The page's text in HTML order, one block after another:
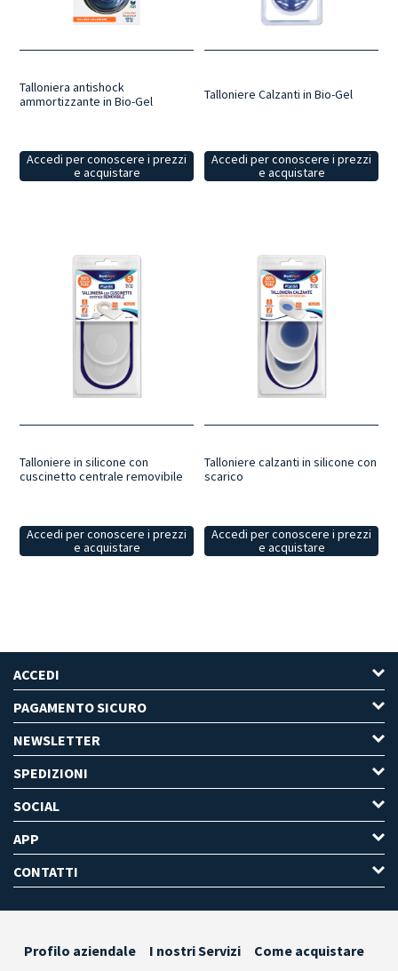
Talloniera antishock
ammortizzante in Bio-Gel
Accedi per conoscere i prezzi
e acquistare
Talloniere Calzanti in Bio-Gel
Accedi per conoscere i prezzi
e acquistare
Talloniere in silicone con
cuscinetto centrale removibile
Accedi per conoscere i prezzi
e acquistare
Talloniere calzanti in silicone con
scarico
Accedi per conoscere i prezzi
e acquistare
ACCEDI
PAGAMENTO SICURO
NEWSLETTER
SPEDIZIONI
SOCIAL
APP
CONTATTI
Profilo aziendale I nostri Servizi
Come acquistare